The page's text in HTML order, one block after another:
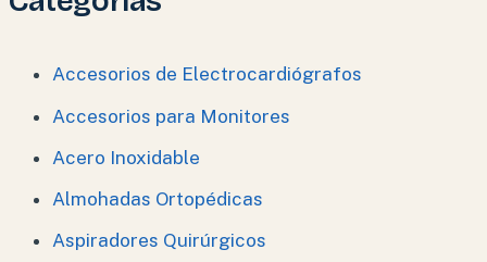
Accesorios de Electrocardiógrafos
Accesorios para Monitores
Acero Inoxidable
Almohadas Ortopédicas
Aspiradores Quirúrgicos